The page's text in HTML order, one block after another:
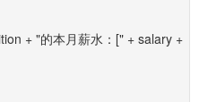
+ "的本月薪水：[" + salary +